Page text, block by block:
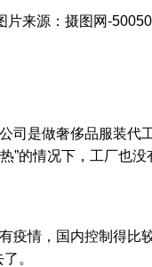
片来源：摄图网-
司是做奢侈品服装
”的情况下，工厂也
疫情，国内控制得比
。